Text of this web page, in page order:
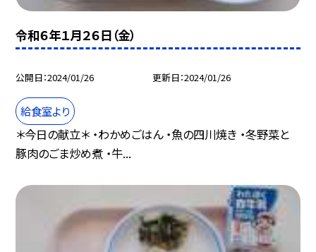
令和６年１月２６日（金）
公開日 2024/01/26 更新日 2024/01/26
給食室より
＊今日の献立＊ ・わかめごはん ・魚の四川焼き ・冬野菜と
豚肉のごま炒め煮 ・牛...